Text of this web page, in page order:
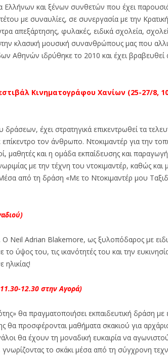
Ελλήνων και ξένων συνθετών που έχει
με συναυλίες, σε συνεργασία με την
απεξάρτησης, φυλακές, ειδικά σχολεία,
κλασική μουσική συνανθρώπους μας που
ιδρύθηκε το 2010 και έχει βραβευθεί
Κινηματογράφου Χανίων (25-27/8,
έχει στρατηγικά επικεντρωθεί τα
τον άνθρωπο. Ντοκιμαντέρ για την
μαθητές και η ομάδα εκπαίδευσης και
με την τέχνη του ντοκιμαντέρ, καθώς και
από τη δράση «Με το Ντοκιμαντέρ μου
Ο Neil Adrian Blakemore, ως ξυλοπόδαρος με
ύψος του, τις ικανότητές του και την
12.30 στην Αγορά)
θα πραγματοποιήσει εκπαιδευτική δράση με
θα προσφέρονται μαθήματα σκακιού για
θα έχουν τη μοναδική ευκαιρία να
το σκάκι μέσα από τη σύγχρονη